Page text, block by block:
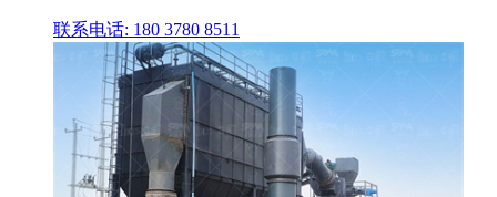
联系电话: 180 3780 8511